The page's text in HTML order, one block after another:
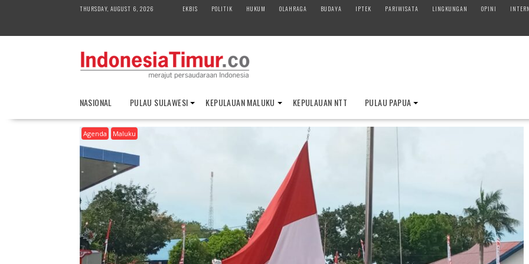
THURSDAY, AUGUST 6, 2026 EKBIS POLITIK HUKUM OLAHRAGA BUDAYA IPTEK PARIWISATA LINGKUNGAN OPINI
NASIONAL PULAU SULAWESI KEPULAUAN MALUKU KEPULAUAN NTT PULAU PAPUA
Agenda Maluku